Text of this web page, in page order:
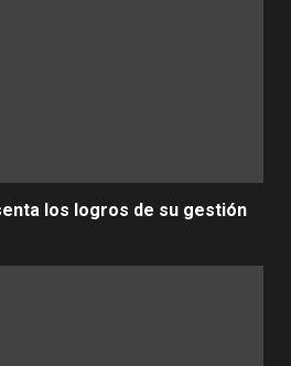
los logros de su gestión